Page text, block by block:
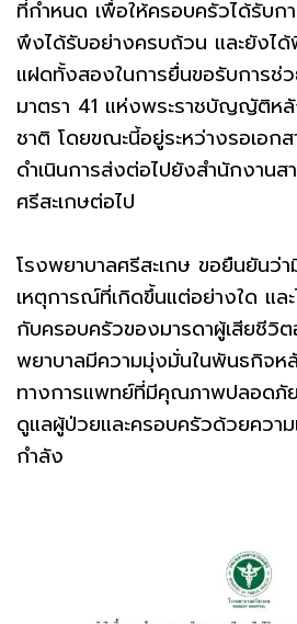
ที่กำหนด เพื่อให้ครอบครัวได้รับก
พึงได้รับอย่างครบถ้วน และยังไ
แฝดทั้งสองในการยื่นขอรับการช่
มาตรา 41 แห่งพระราชบัญญัติห
ชาติ โดยขณะนี้อยู่ระหว่างรอเอก
ดำเนินการส่งต่อไปยังสำนักงาน
ศรีสะเกษต่อไป
โรงพยาบาลศรีสะเกษ ขอยืนยันว่
เหตุการณ์ที่เกิดขึ้นแต่อย่างใด แล
กับครอบครัวของมารดาผู้เสียชีวิ
พยาบาลมีความมุ่งมั่นในพันธกิจห
ทางการแพทย์ที่มีคุณภาพปลอดภั
ดูแลผู้ป่วยและครอบครัวด้วยความ
กำลัง